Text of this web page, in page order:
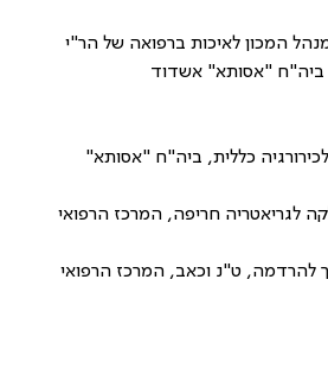
המכון לאיכות ברפואה של הר"י
"אסותא" אשדוד
כללית, ביה"ח "אסותא"
לגריאטריה חריפה, המרכז הרפואי
להרדמה, ט"נ וכאב, המרכז הרפואי